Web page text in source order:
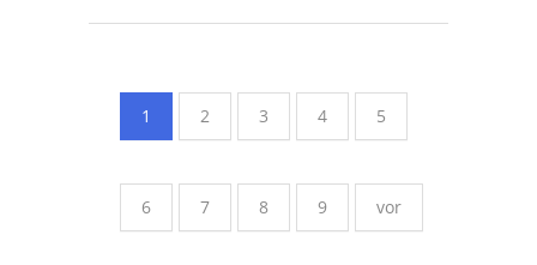
1 2 3 4 5
6 7 8 9 vor